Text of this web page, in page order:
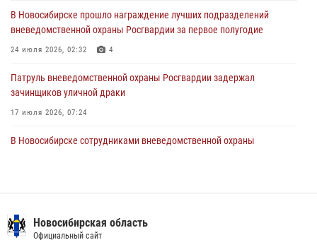
В Новосибирске военнослужащие Росгвардии почтили память детей
– жертв войны в Донбассе
В Новосибирске прошло награждение лучших подразделений
вневедомственной охраны Росгвардии за первое полугодие
24 июля 2026, 02:32 4
Патруль вневедомственной охраны Росгвардии задержал
зачинщиков уличной драки
17 июля 2026, 07:24
В Новосибирске сотрудниками вневедомственной охраны
гражданина, который приобрел наркотическое вещество через
«закладку»
Новосибирская область
Официальный сайт